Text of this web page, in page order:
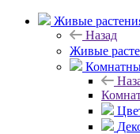
Живые
Назад
Живые